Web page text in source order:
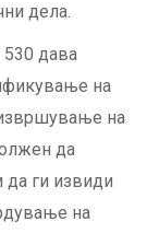
дела.
530 дава
на
извршување на
да
да ги извиди
на